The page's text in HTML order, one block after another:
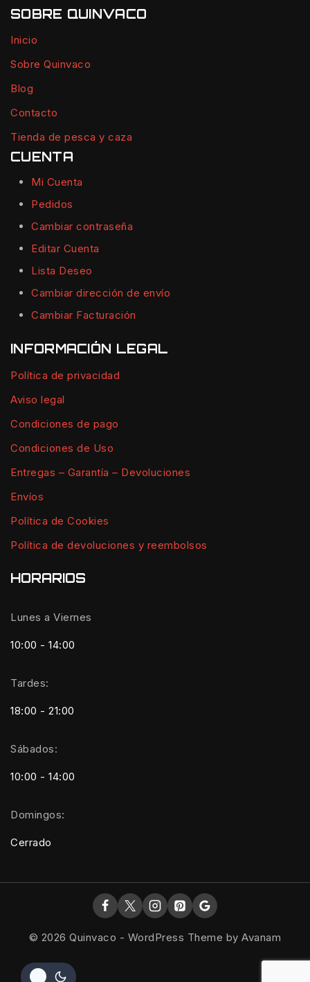
SOBRE QUINVACO
Inicio
Sobre Quinvaco
Blog
Contacto
Tienda de pesca y caza
CUENTA
Mi Cuenta
Pedidos
Cambiar contraseña
Editar Cuenta
Lista Deseo
Cambiar dirección de envío
Cambiar Facturación
INFORMACIÓN LEGAL
Política de privacidad
Aviso legal
Condiciones de pago
Condiciones de Uso
Entregas – Garantía – Devoluciones
Envíos
Política de Cookies
Política de devoluciones y reembolsos
HORARIOS
Lunes a Viernes
10:00 - 14:00
Tardes:
18:00 - 21:00
Sábados:
10:00 - 14:00
Domingos:
Cerrado
© 2026 Quinvaco - WordPress Theme byAvanam